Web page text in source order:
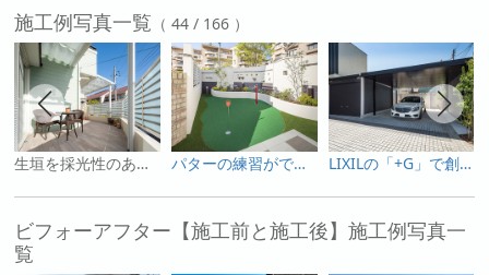
施工例写真一覧 （ 44 / 166 ）
生垣を採光性のあるポリカパネルでお洒落なカフェテラスに。 パターの練習ができる人工芝のお庭が楽しい LIXILの「+G」で創るこだわりのガレージ
ビフォーアフター【施工前と施工後】施工例写真一
覧